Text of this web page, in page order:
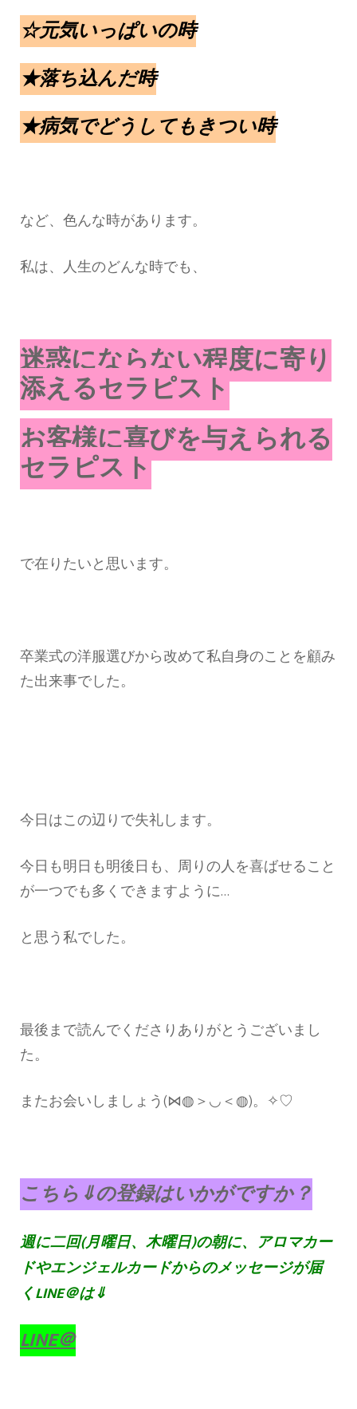
☆元気いっぱいの時
★落ち込んだ時
★病気でどうしてもきつい時
など、色んな時があります。
私は、人生のどんな時でも、
迷惑にならない程度に寄り
添えるセラピスト
お客様に喜びを与えられる
セラピスト
で在りたいと思います。
卒業式の洋服選びから改めて私自身のことを顧み
た出来事でした。
今日はこの辺りで失礼します。
今日も明日も明後日も、周りの人を喜ばせること
が一つでも多くできますように…
と思う私でした。
最後まで読んでくださりありがとうございまし
た。
またお会いしましょう(⋈◍＞◡＜◍)。✧♡
こちら⇓の登録はいかがですか？
週に二回(月曜日、木曜日)の朝に、アロマカー
ドやエンジェルカードからのメッセージが届
くLINE＠は⇓
LINE＠